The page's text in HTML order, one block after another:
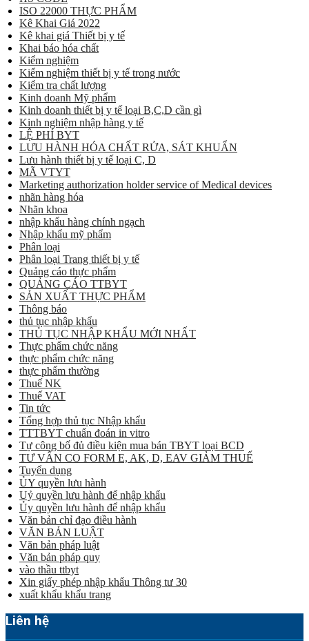
ISO 22000 THỰC PHẨM
Kê Khai Giá 2022
Kê khai giá Thiết bị y tế
Khai báo hóa chất
Kiểm nghiệm
Kiểm nghiệm thiết bị y tế trong nước
Kiểm tra chất lượng
Kinh doanh Mỹ phẩm
Kinh doanh thiết bị y tế loại B,C,D cần gì
Kinh nghiệm nhập hàng y tế
LỆ PHÍ BYT
LƯU HÀNH HÓA CHẤT RỬA, SÁT KHUẨN
Lưu hành thiết bị y tế loại C, D
MÃ VTYT
Marketing authorization holder service of Medical devices
nhãn hàng hóa
Nhãn khoa
nhập khẩu hàng chính ngạch
Nhập khẩu mỹ phẩm
Phân loại
Phân loại Trang thiết bị y tế
Quảng cáo thực phẩm
QUẢNG CÁO TTBYT
SẢN XUẤT THỰC PHẨM
Thông báo
thủ tục nhập khẩu
THỦ TỤC NHẬP KHẨU MỚI NHẤT
Thực phẩm chức năng
thực phẩm chức năng
thực phẩm thường
Thuế NK
Thuế VAT
Tin tức
Tổng hợp thủ tục Nhập khẩu
TTTBYT chuẩn đoán in vitro
Tự công bố đủ điều kiện mua bán TBYT loại BCD
TƯ VẤN CO FORM E, AK, D, EAV GIẢM THUẾ
Tuyển dụng
ỦY quyền lưu hành
Uỷ quyền lưu hành để nhập khẩu
Ủy quyền lưu hành để nhập khẩu
Văn bản chỉ đạo điều hành
VĂN BẢN LUẬT
Văn bản pháp luật
Văn bản pháp quy
vào thầu ttbyt
Xin giấy phép nhập khẩu Thông tư 30
xuất khẩu khẩu trang
Liên hệ